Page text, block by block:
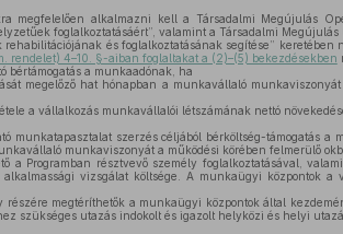
megfelelően alkalmazni kell a Társadalmi Megújulás
foglalkoztatásáért”, valamint a Társadalmi Megújulás
rehabilitációjának és foglalkoztatásának segítése” keretében
rendelet) 4–10. §-aiban foglaltakat a (2)–(5) bekezdésekben
bértámogatás a munkaadónak, ha
megelőző hat hónapban a munkavállaló
a vállalkozás munkavállalói létszámának nettó
munkatapasztalat szerzés céljából bérköltség-támogatás a
munkaviszonyát a működési körében felmerülő
a Programban résztvevő személy foglalkoztatásával,
vizsgálat költsége. A munkaügyi központok a
részére megtéríthetők a munkaügyi központok által
szükséges utazás indokolt és igazolt helyközi és helyi